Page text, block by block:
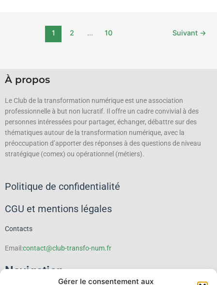
Gérer le consentement aux
1 2 … 10 Suivant →
À propos
Le Club de la transformation numérique est une association
professionnelle à but non lucratif. Il offre un cadre convivial à des
personnes intéressées pour partager, échanger, débattre sur des
thématiques autour de la transformation numérique, avec la
préoccupation d’apporter des réponses à des questions de niveau
stratégique (comex) ou opérationnel (métiers).
Politique de confidentialité
CGU et mentions légales
Contacts
Email:contact@club-transfo-num.fr
Navigation